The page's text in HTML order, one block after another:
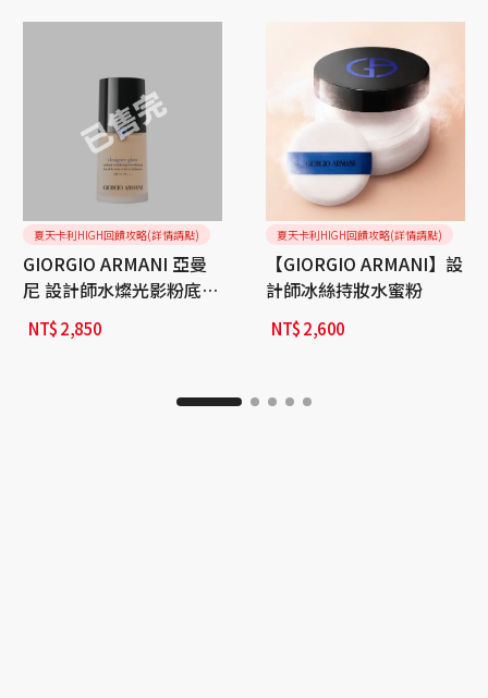
夏天卡利HIGH回饋攻略(詳情請點)
GIORGIO ARMANI 亞曼
尼 設計師水燦光影粉底
SPF15/PA+++
NT$2,850
夏天卡利HIGH回饋攻略(詳情請點)
【GIORGIO ARMANI】設
計師冰絲持妝水蜜粉
NT$2,600